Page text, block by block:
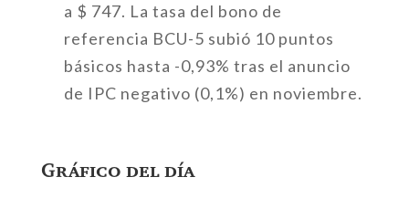
a $ 747. La tasa del bono de
referencia BCU-5 subió 10 puntos
básicos hasta -0,93% tras el anuncio
de IPC negativo (0,1%) en noviembre.
Gráfico del día